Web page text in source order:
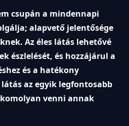
csupán a mindennapi
alapvető jelentősége
Az éles látás lehetővé
észlelését, és hozzájárul a
és a hatékony
az egyik legfontosabb
venni annak